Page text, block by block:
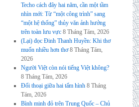
Techo cách đây hai năm, cần một tầm
nhìn mới: Từ “một công trình” sang
“một hệ thống” thủy văn ảnh hưởng
trên toàn lưu vực 8 Tháng Tám, 2026
(Lại) đọc Đinh Thanh Huyền: Khi thơ
muốn nhiều hơn thơ 8 Tháng Tám,
2026
Người Việt còn nói tiếng Việt không?
8 Tháng Tám, 2026
Đối thoại giữa hai tấm hình 8 Tháng
Tám, 2026
Bình minh đỏ trên Trung Quốc – Chủ